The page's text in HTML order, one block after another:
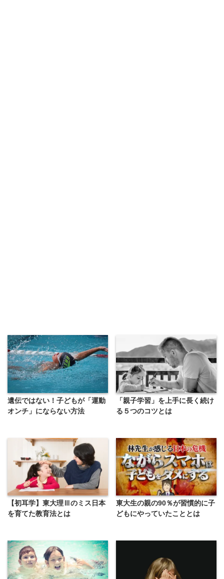
遺伝ではない！子どもが「運動
オンチ」にならない方法
「親子学習」を上手に長く続け
る５つのコツとは
【初耳学】東大理Ⅲのミス日本
を育てた教育法とは
東大生の親の90％が習慣的に子
どもにやっていたこととは